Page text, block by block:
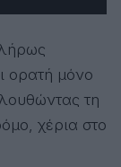
ορατή μόνο
τη
χέρια στο